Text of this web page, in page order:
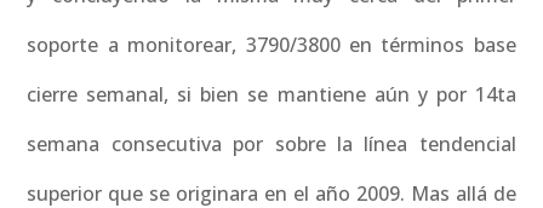
soporte a monitorear, 3790/3800 en términos base
cierre semanal, si bien se mantiene aún y por 14ta
semana consecutiva por sobre la línea tendencial
superior que se originara en el año 2009. Mas allá de